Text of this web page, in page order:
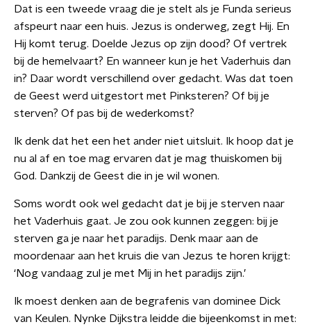
Dat is een tweede vraag die je stelt als je Funda serieus
afspeurt naar een huis. Jezus is onderweg, zegt Hij. En
Hij komt terug. Doelde Jezus op zijn dood? Of vertrek
bij de hemelvaart? En wanneer kun je het Vaderhuis dan
in? Daar wordt verschillend over gedacht. Was dat toen
de Geest werd uitgestort met Pinksteren? Of bij je
sterven? Of pas bij de wederkomst?
Ik denk dat het een het ander niet uitsluit. Ik hoop dat je
nu al af en toe mag ervaren dat je mag thuiskomen bij
God. Dankzij de Geest die in je wil wonen.
Soms wordt ook wel gedacht dat je bij je sterven naar
het Vaderhuis gaat. Je zou ook kunnen zeggen: bij je
sterven ga je naar het paradijs. Denk maar aan de
moordenaar aan het kruis die van Jezus te horen krijgt:
‘Nog vandaag zul je met Mij in het paradijs zijn.’
Ik moest denken aan de begrafenis van dominee Dick
van Keulen. Nynke Dijkstra leidde die bijeenkomst in met: